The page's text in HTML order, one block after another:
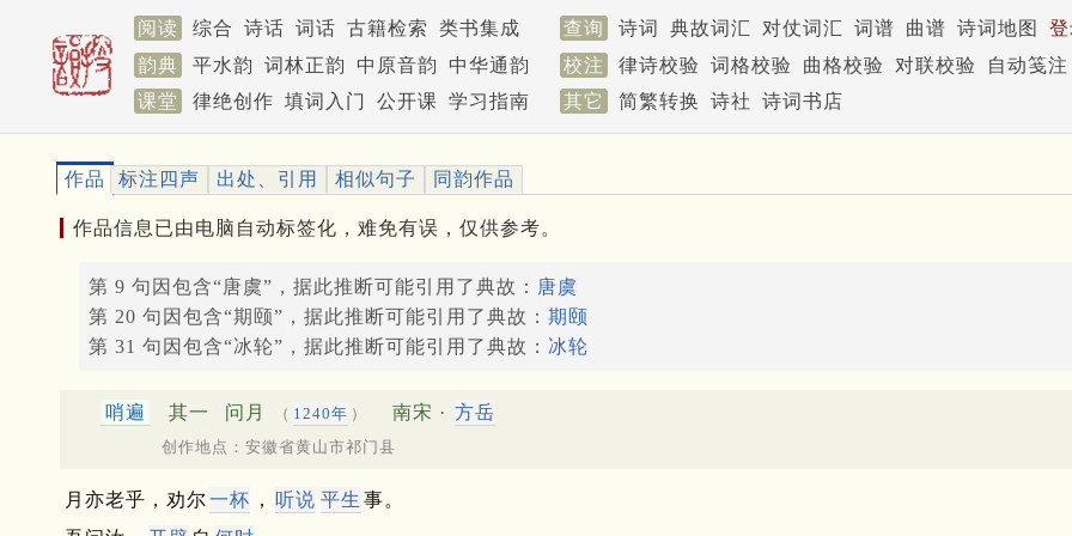
阅读 综合 诗话 词话 古籍检索 类书集成 查询 诗词 典故词汇 对仗词汇 词谱 曲谱 诗词地图
韵典
平水韵 词林正韵 中原音韵 中华通韵 校注 律诗校验 词格校验 曲格校验 对联校验
自动笺注
课堂
律绝创作 填词入门 公开课 学习指南 其它 简繁转换 诗社 诗词书店
作品 标注四声 出处、引用 相似句子 同韵作品
作品信息已由电脑自动标签化，难免有误，仅供参考。
第 9 句因包含“唐虞”，据此推断可能引用了典故： 唐虞
第 20 句因包含“期颐”，据此推断可能引用了典故： 期颐
第 31 句因包含“冰轮”，据此推断可能引用了典故： 冰轮
哨遍 其一 问月 （ 1240年 ） 南宋 · 方岳
创作地点：安徽省黄山市祁门县
月亦老乎，劝尔一杯 ， 听说 平生 事。